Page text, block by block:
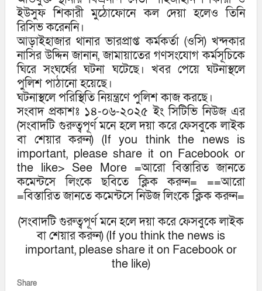
ইউসুফ শিকারী মুঠোফোনে কল দেয়া হলেও তিনি
রিসিভ করেননি।
আড়াইহাজার থানার ভারপ্রাপ্ত কর্মকর্তা (ওসি) খন্দকার
নাসির উদ্দিন জানান, জামায়াতের গণসংযোগ কর্মসূচিকে
ঘিরে সংঘর্ষের ঘটনা ঘটেছে। খবর পেয়ে ঘটনাস্থলে
পুলিশ পাঠানো হয়েছে।
ঘটনাস্থলে পরিস্থিতি নিয়ন্ত্রণে পুলিশ কাজ করছে।
সংবাদ প্রকাশঃ ১৪-০৬-২০২৫ ইং সিটিভি নিউজ এর
(সংবাদটি গুরুত্বপূর্ণ মনে হলে দয়া করে ফেসবুকে লাইক
বা শেয়ার করুন) (If you think the news is
important, please share it on Facebook or
the like> See More =আরো বিস্তারিত জানতে
কমেন্টসে লিংকে ছবিতে ক্লিক করুন= ==আরো
=বিস্তারিত জানতে কমেন্টসে নিউজ লিংকে ক্লিক করুন=
(সংবাদটি গুরুত্বপূর্ণ মনে হলে দয়া করে ফেসবুকে লাইক
বা শেয়ার করুন) (If you think the news is
important, please share it on Facebook or
the like)
Share